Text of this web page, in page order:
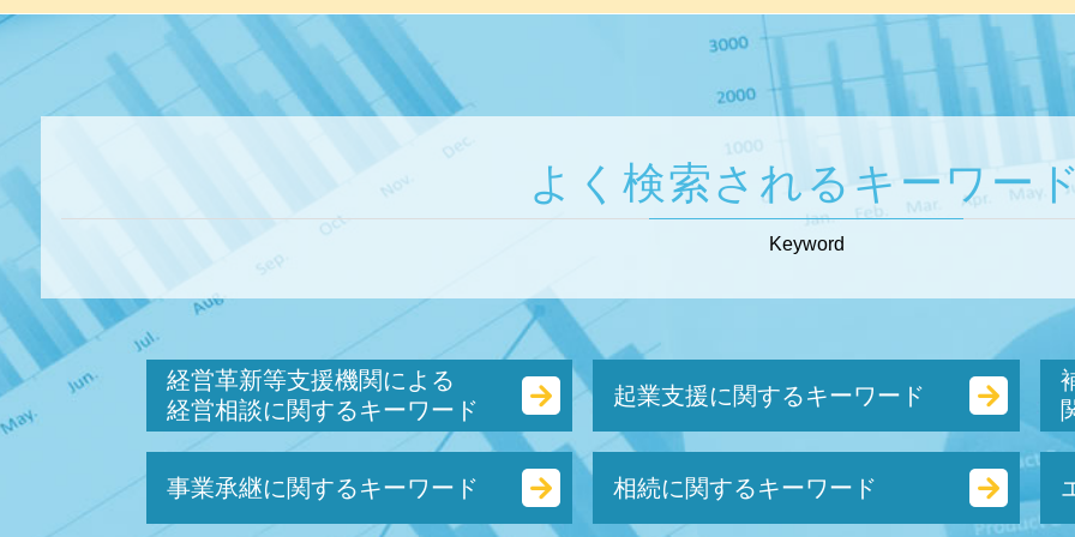
よく検索されるキーワー
Keyword
経営革新等支援機関による
経営相談に関するキーワード
生産性向上設備投資促進税制 とは
企業組合 とは
起業支援に関するキーワード
起業 税金
合同会社 税金
事業承継に関するキーワード 相続に関するキーワード